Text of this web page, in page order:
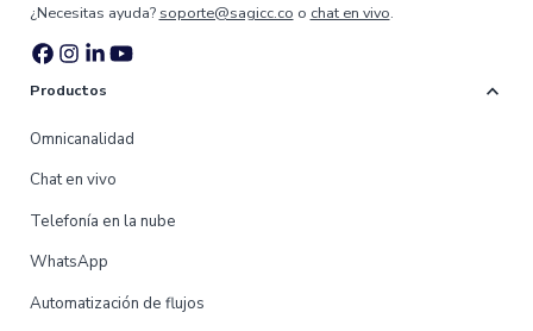
¿Necesitas ayuda? soporte@sagicc.co o chat en vivo.
Productos expand_more
Omnicanalidad
Chat en vivo
Telefonía en la nube
WhatsApp
Automatización de flujos